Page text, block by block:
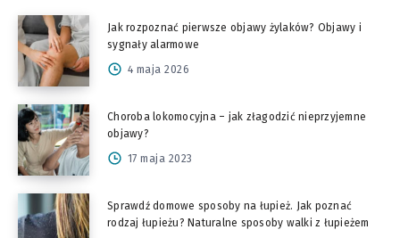
Jak rozpoznać pierwsze objawy żylaków? Objawy i
sygnały alarmowe
4 maja 2026
Choroba lokomocyjna – jak złagodzić nieprzyjemne
objawy?
17 maja 2023
Sprawdź domowe sposoby na łupież. Jak poznać
rodzaj łupieżu? Naturalne sposoby walki z łupieżem